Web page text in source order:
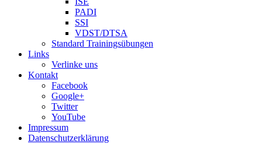
PADI
SSI
VDST/DTSA
Standard Trainingsübungen
Links
Verlinke uns
Kontakt
Facebook
Google+
Twitter
YouTube
Impressum
Datenschutzerklärung